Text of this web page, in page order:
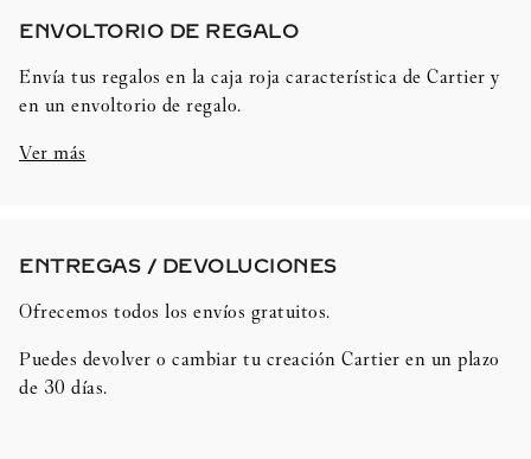
ENVOLTORIO DE REGALO​
Envía tus regalos en la caja roja característica de Cartier y
en un envoltorio de regalo.
Ver más
ENTREGAS / DEVOLUCIONES​
Ofrecemos todos los envíos gratuitos.
Puedes devolver o cambiar tu creación Cartier en un plazo
de 30 días.​